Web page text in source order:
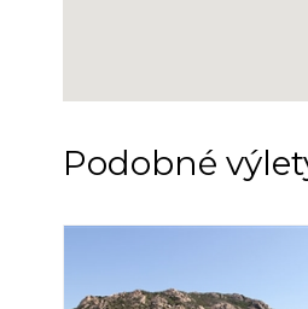
Podobné